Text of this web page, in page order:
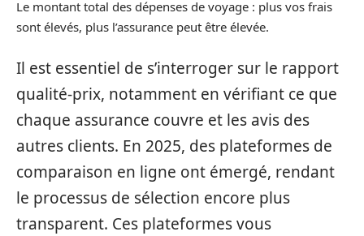
Le montant total des dépenses de voyage : plus vos frais
sont élevés, plus l’assurance peut être élevée.
Il est essentiel de s’interroger sur le rapport
qualité-prix, notamment en vérifiant ce que
chaque assurance couvre et les avis des
autres clients. En 2025, des plateformes de
comparaison en ligne ont émergé, rendant
le processus de sélection encore plus
transparent. Ces plateformes vous